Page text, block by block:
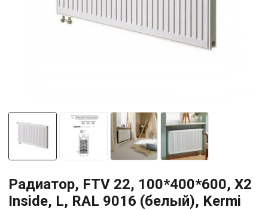
Радиатор, FTV 22, 100*400*600, X2
Inside, L, RAL 9016 (белый), Kermi